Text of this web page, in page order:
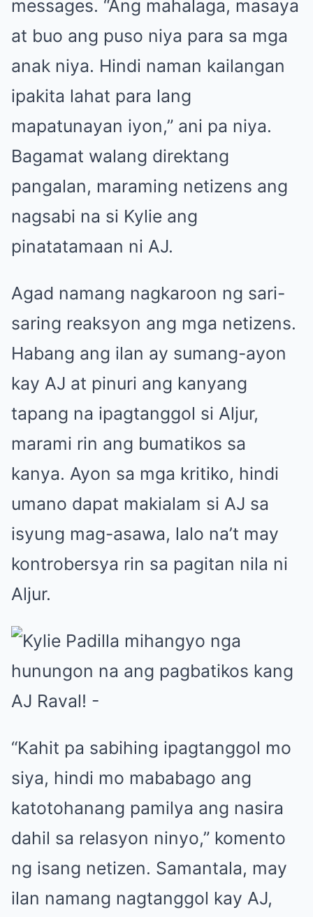
messages. “Ang mahalaga, masaya
at buo ang puso niya para sa mga
anak niya. Hindi naman kailangan
ipakita lahat para lang
mapatunayan iyon,” ani pa niya.
Bagamat walang direktang
pangalan, maraming netizens ang
nagsabi na si Kylie ang
pinatatamaan ni AJ.
Agad namang nagkaroon ng sari-
saring reaksyon ang mga netizens.
Habang ang ilan ay sumang-ayon
kay AJ at pinuri ang kanyang
tapang na ipagtanggol si Aljur,
marami rin ang bumatikos sa
kanya. Ayon sa mga kritiko, hindi
umano dapat makialam si AJ sa
isyung mag-asawa, lalo na’t may
kontrobersya rin sa pagitan nila ni
Aljur.
“Kahit pa sabihing ipagtanggol mo
siya, hindi mo mababago ang
katotohanang pamilya ang nasira
dahil sa relasyon ninyo,” komento
ng isang netizen. Samantala, may
ilan namang nagtanggol kay AJ,